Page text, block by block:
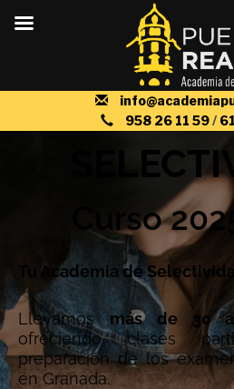
Curso
Tu Academia de
Llevamosmás de 30
ofreciendo clases
preparación de los
en Granada.
958 26 11 59/